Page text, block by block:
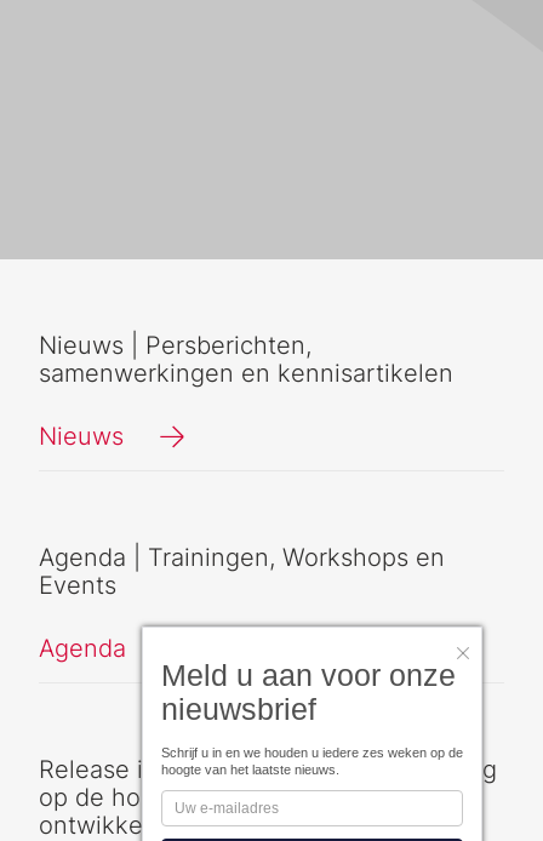
Nieuws | Persberichten,
samenwerkingen en kennisartikelen
Nieuws
Agenda | Trainingen, Workshops en
Events
Agenda
Release informatie | Wij houden u graag
op de hoogte van de laatste
ontwikkelingen
Meld u aan voor onze
nieuwsbrief
Schrijf u in en we houden u iedere zes weken op de
hoogte van het laatste nieuws.